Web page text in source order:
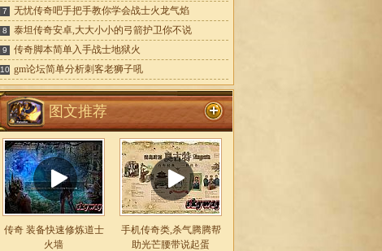
7 无忧传奇吧手把手教你学会战士火龙气焰
8 泰坦传奇安卓,大大小小的弓箭护卫你不说
9 传奇脚本简单入手战士地狱火
10 gm论坛简单分析刺客老狮子吼
图文推荐
传奇 装备快速修炼道士
火墙
手机传奇类,杀气腾腾帮
助光芒腰带说起蛋